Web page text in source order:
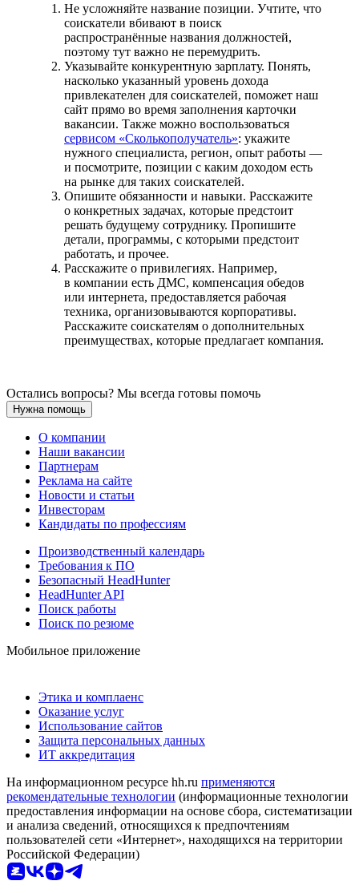
Не усложняйте название позиции. Учтите, что
соискатели вбивают в поиск
распространённые названия должностей,
поэтому тут важно не перемудрить.
Указывайте конкурентную зарплату. Понять,
насколько указанный уровень дохода
привлекателен для соискателей, поможет наш
сайт прямо во время заполнения карточки
вакансии. Также можно воспользоваться
сервисом «Сколькополучатель»: укажите
нужного специалиста, регион, опыт работы —
и посмотрите, позиции с каким доходом есть
на рынке для таких соискателей.
Опишите обязанности и навыки. Расскажите
о конкретных задачах, которые предстоит
решать будущему сотруднику. Пропишите
детали, программы, с которыми предстоит
работать, и прочее.
Расскажите о привилегиях. Например,
в компании есть ДМС, компенсация обедов
или интернета, предоставляется рабочая
техника, организовываются корпоративы.
Расскажите соискателям о дополнительных
преимуществах, которые предлагает компания.
Остались вопросы? Мы всегда готовы помочь
Нужна помощь
О компании
Наши вакансии
Партнерам
Реклама на сайте
Новости и статьи
Инвесторам
Кандидаты по профессиям
Производственный календарь
Требования к ПО
Безопасный HeadHunter
HeadHunter API
Поиск работы
Поиск по резюме
Мобильное приложение
Этика и комплаенс
Оказание услуг
Использование сайтов
Защита персональных данных
ИТ аккредитация
На информационном ресурсе hh.ru применяются
рекомендательные технологии (информационные технологии
предоставления информации на основе сбора, систематизации
и анализа сведений, относящихся к предпочтениям
пользователей сети «Интернет», находящихся на территории
Российской Федерации)